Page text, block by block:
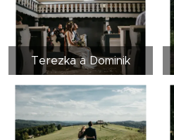
Terezka a Dominik